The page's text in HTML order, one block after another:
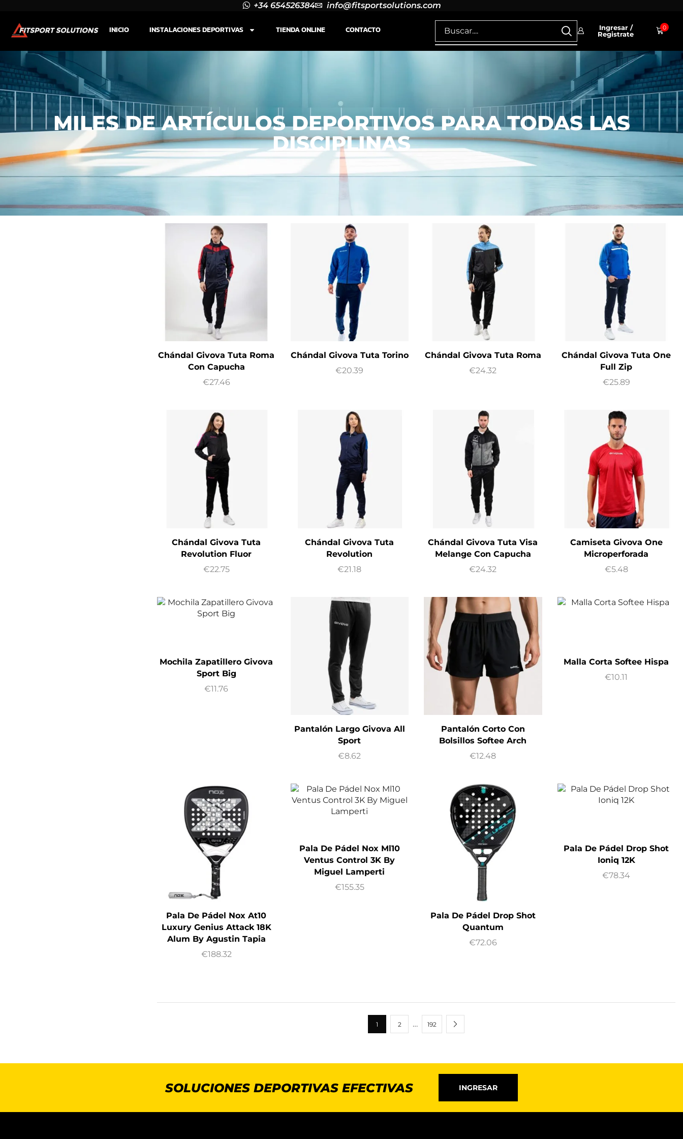
+34 654526384 info@fitsportsolutions.com
INICIO INSTALACIONES DEPORTIVAS TIENDA ONLINE CONTACTO
Ingresar /
Registrate
0
MILES DE ARTÍCULOS DEPORTIVOS PARA TODAS LAS
DISCIPLINAS
Chándal Givova Tuta Roma
Con Capucha
€27.46
Chándal Givova Tuta Torino
€20.39
Chándal Givova Tuta Roma
€24.32
Chándal Givova Tuta One
Full Zip
€25.89
Chándal Givova Tuta
Revolution Fluor
€22.75
Chándal Givova Tuta
Revolution
€21.18
Chándal Givova Tuta Visa
Melange Con Capucha
€24.32
Camiseta Givova One
Microperforada
€5.48
Mochila Zapatillero Givova
Sport Big
€11.76
Pantalón Largo Givova All
Sport
€8.62
Pantalón Corto Con
Bolsillos Softee Arch
€12.48
Malla Corta Softee Hispa
€10.11
Pala De Pádel Nox At10
Luxury Genius Attack 18K
Alum By Agustin Tapia
€188.32
Pala De Pádel Nox Ml10
Ventus Control 3K By
Miguel Lamperti
€155.35
Pala De Pádel Drop Shot
Quantum
€72.06
Pala De Pádel Drop Shot
Ioniq 12K
€78.34
1 2 … 192
SOLUCIONES DEPORTIVAS EFECTIVAS INGRESAR